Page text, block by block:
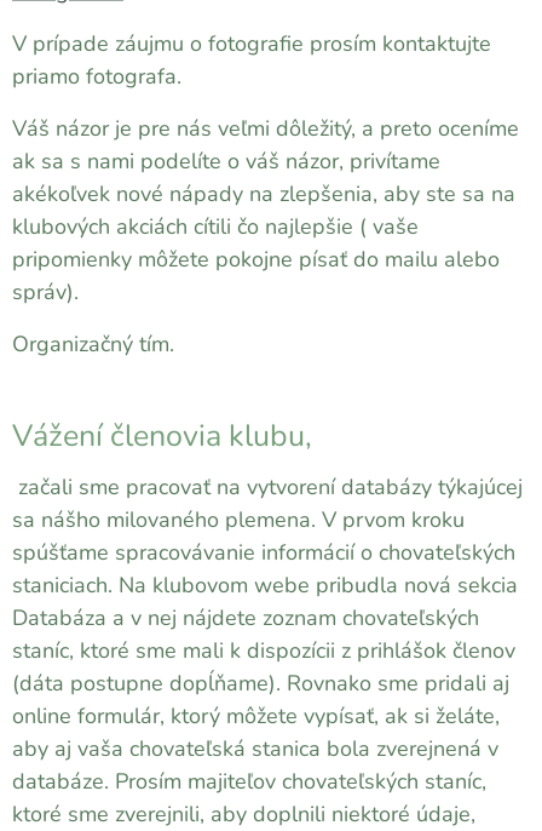
V prípade záujmu o fotografie prosím kontaktujte
priamo fotografa.
Váš názor je pre nás veľmi dôležitý, a preto oceníme
ak sa s nami podelíte o váš názor, privítame
akékoľvek nové nápady na zlepšenia, aby ste sa na
klubových akciách cítili čo najlepšie ( vaše
pripomienky môžete pokojne písať do mailu alebo
správ).
Organizačný tím.
Vážení členovia klubu,
začali sme pracovať na vytvorení databázy týkajúcej
sa nášho milovaného plemena. V prvom kroku
spúšťame spracovávanie informácií o chovateľských
staniciach. Na klubovom webe pribudla nová sekcia
Databáza a v nej nájdete zoznam chovateľských
staníc, ktoré sme mali k dispozícii z prihlášok členov
(dáta postupne dopĺňame). Rovnako sme pridali aj
online formulár, ktorý môžete vypísať, ak si želáte,
aby aj vaša chovateľská stanica bola zverejnená v
databáze. Prosím majiteľov chovateľských staníc,
ktoré sme zverejnili, aby doplnili niektoré údaje,